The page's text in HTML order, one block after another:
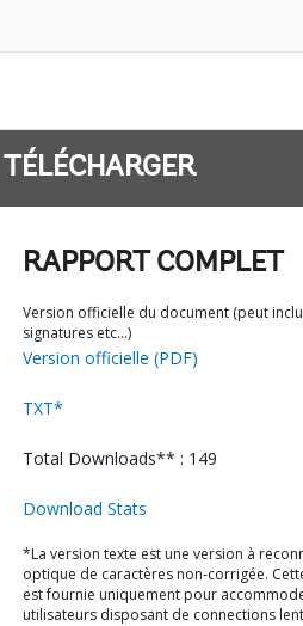
TÉLÉCHARGER
RAPPORT COMPLET
Version officielle du document (peut
signatures etc…)
Version officielle (PDF)
TXT*
Total Downloads** : 149
Download Stats
*La version texte est une version à
optique de caractères non-corrigée.
est fournie uniquement pour
utilisateurs disposant de connections